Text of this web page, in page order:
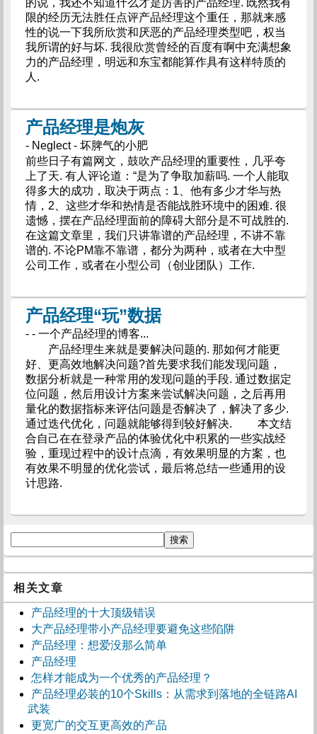
的说，我还不知道什么才是厉害的产品经理. 既然我有
限的经历无法胜任点评产品经理这个重任，那就来感
性的说一下我所欣赏和厌恶的产品经理类型吧，权当
我所谓的好与坏. 我很欣赏曾经的百度有啊中充满想象
力的产品经理，明远和东宝都能算作具有这样特质的
人.
产品经理是炮灰
- Neglect - 坏脾气的小肥
前些日子有篇网文，鼓吹产品经理的重要性，几乎夸
上了天. 有人评论道：“是为了争取加薪吗. 一个人能取
得多大的成功，取决于两点：1、他有多少才华与热
情，2、这些才华和热情是否能战胜环境中的困难. 很
遗憾，摆在产品经理面前的障碍大部分是不可战胜的.
在这篇文章里，我们只讲靠谱的产品经理，不讲不靠
谱的. 不论PM靠不靠谱，都分为两种，或者在大中型
公司工作，或者在小型公司（创业团队）工作.
产品经理“玩”数据
- - 一个产品经理的博客...
产品经理生来就是要解决问题的. 那如何才能更
好、更高效地解决问题?首先要求我们能发现问题，
数据分析就是一种常用的发现问题的手段. 通过数据定
位问题，然后用设计方案来尝试解决问题，之后再用
量化的数据指标来评估问题是否解决了，解决了多少.
通过迭代优化，问题就能够得到较好解决. 本文结
合自己在在登录产品的体验优化中积累的一些实战经
验，重现过程中的设计点滴，有效果明显的方案，也
有效果不明显的优化尝试，最后将总结一些通用的设
计思路.
相关文章
产品经理的十大顶级错误
大产品经理带小产品经理要避免这些陷阱
产品经理：想爱没那么简单
产品经理
怎样才能成为一个优秀的产品经理？
产品经理必装的10个Skills：从需求到落地的全链路AI
武装
更宽广的交互更高效的产品